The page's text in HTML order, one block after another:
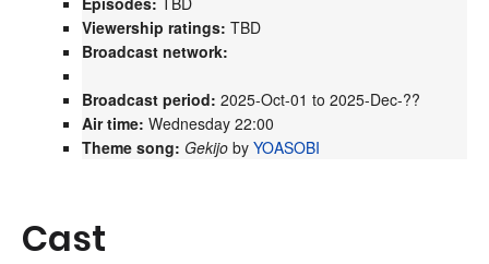
Viewership ratings: TBD
Broadcast network:
Broadcast period: 2025-Oct-01 to 2025-Dec-??
Air time: Wednesday 22:00
Theme song: Gekijoby YOASOBI
Cast